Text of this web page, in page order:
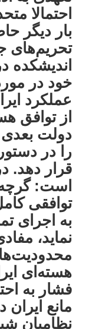
احتمالا
بار دیگر
تحریم‌های
اندیشکده
خود در
عملکرد
از توافق
دولت بعدی
را در
قرار دهد.
است:
توافقی
به اجرای
نماید،
هسته‌ای
فشار به
مانع
نظامیان